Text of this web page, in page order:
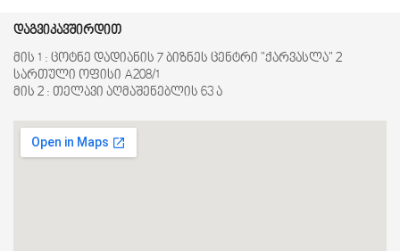
დაგვიკავშირდით
მის 1 : ცოტნე დადიანის 7 ბიზნეს ცენტრი "ქარვასლა" 2
სართული ოფისი A208/1
მის 2 : თელავი აღმაშენებლის 63 ა